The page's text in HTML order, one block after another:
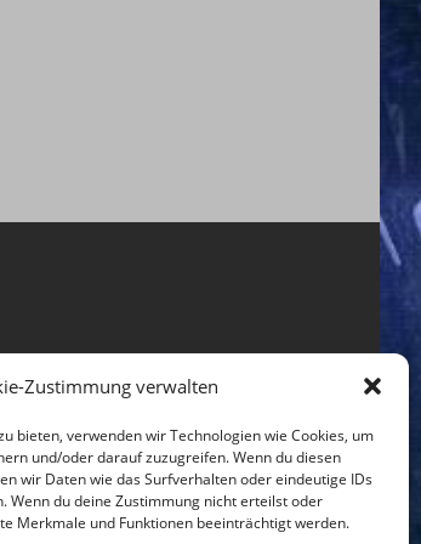
Zustimmung verwalten
bieten, verwenden wir Technologien wie Cookies, um
und/oder darauf zuzugreifen. Wenn du diesen
wir Daten wie das Surfverhalten oder eindeutige IDs
Wenn du deine Zustimmung nicht erteilst oder
Merkmale und Funktionen beeinträchtigt werden.